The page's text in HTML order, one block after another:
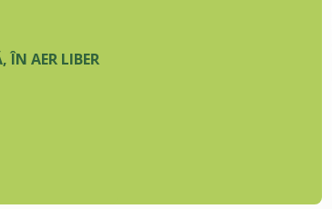
AER LIBER